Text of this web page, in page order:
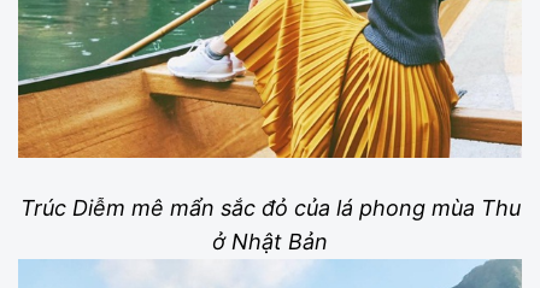
Trúc Diễm mê mẩn sắc đỏ của lá phong mùa Thu
ở Nhật Bản